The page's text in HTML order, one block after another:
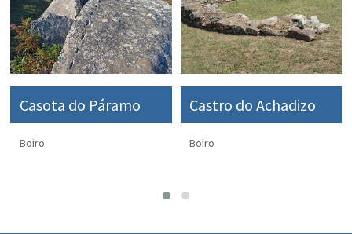
Casota do Páramo
Boiro
Castro do Achadizo
Boiro